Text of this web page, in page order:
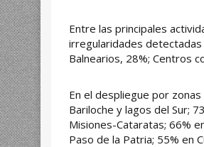
Entre las principales
irregularidades
Balnearios, 28%; Centros
En el despliegue por
Bariloche y lagos del Sur;
Misiones-Cataratas; 66%
Paso de la Patria; 55% en